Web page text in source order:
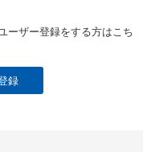
ーザー登録をする方はこち
録